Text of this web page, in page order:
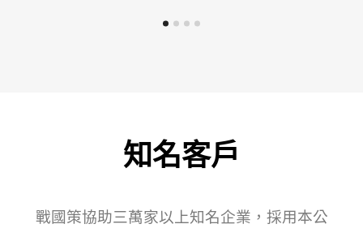
知名客戶
戰國策協助三萬家以上知名企業，採用本公